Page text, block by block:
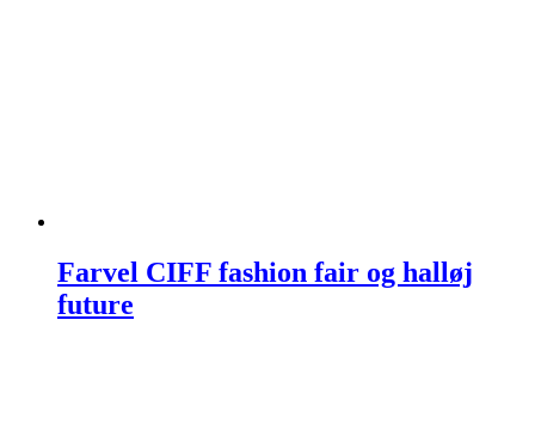
Farvel CIFF fashion fair og halløj
future